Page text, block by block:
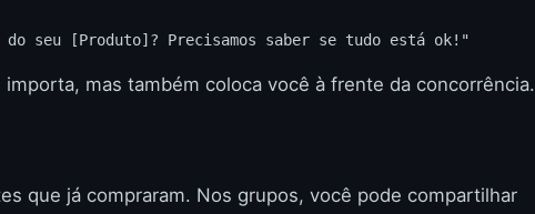
do seu [Produto]? Precisamos saber se tudo está ok!"
mas também coloca você à frente da concorrência.
que já compraram. Nos grupos, você pode compartilhar